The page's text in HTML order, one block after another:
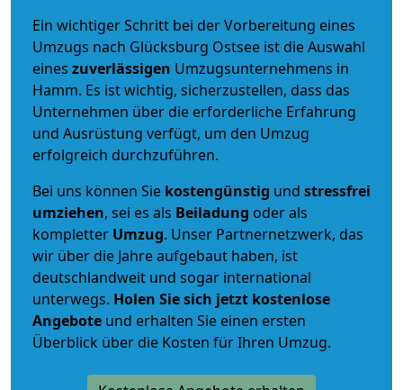
Ein wichtiger Schritt bei der Vorbereitung eines
Umzugs nach Glücksburg Ostsee ist die Auswahl
eines zuverlässigen Umzugsunternehmens in
Hamm. Es ist wichtig, sicherzustellen, dass das
Unternehmen über die erforderliche Erfahrung
und Ausrüstung verfügt, um den Umzug
erfolgreich durchzuführen.
Bei uns können Sie kostengünstig und stressfrei
umziehen, sei es als Beiladung oder als
kompletter Umzug. Unser Partnernetzwerk, das
wir über die Jahre aufgebaut haben, ist
deutschlandweit und sogar international
unterwegs. Holen Sie sich jetzt kostenlose
Angebote und erhalten Sie einen ersten
Überblick über die Kosten für Ihren Umzug.